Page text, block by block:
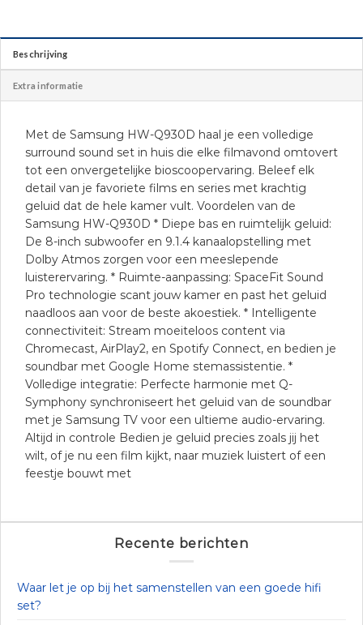
Beschrijving
Extra informatie
Met de Samsung HW-Q930D haal je een volledige
surround sound set in huis die elke filmavond omtovert
tot een onvergetelijke bioscoopervaring. Beleef elk
detail van je favoriete films en series met krachtig
geluid dat de hele kamer vult. Voordelen van de
Samsung HW-Q930D * Diepe bas en ruimtelijk geluid:
De 8-inch subwoofer en 9.1.4 kanaalopstelling met
Dolby Atmos zorgen voor een meeslepende
luisterervaring. * Ruimte-aanpassing: SpaceFit Sound
Pro technologie scant jouw kamer en past het geluid
naadloos aan voor de beste akoestiek. * Intelligente
connectiviteit: Stream moeiteloos content via
Chromecast, AirPlay2, en Spotify Connect, en bedien je
soundbar met Google Home stemassistentie. *
Volledige integratie: Perfecte harmonie met Q-
Symphony synchroniseert het geluid van de soundbar
met je Samsung TV voor een ultieme audio-ervaring.
Altijd in controle Bedien je geluid precies zoals jij het
wilt, of je nu een film kijkt, naar muziek luistert of een
feestje bouwt met
Recente berichten
Waar let je op bij het samenstellen van een goede hifi
set?